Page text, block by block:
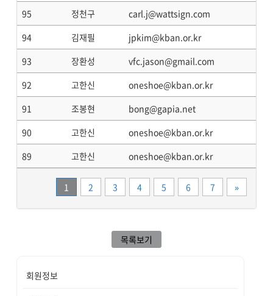
95
정천구 carl.j@wattsign.com
94
김재필 jpkim@kban.or.kr
93
장환성 vfc.jason@gmail.com
92
고한신 oneshoe@kban.or.kr
91
조봉현 bong@gapia.net
90
고한신 oneshoe@kban.or.kr
89
고한신 oneshoe@kban.or.kr
1 2 3 4 5 6 7 »끝
목록보기
회원정보